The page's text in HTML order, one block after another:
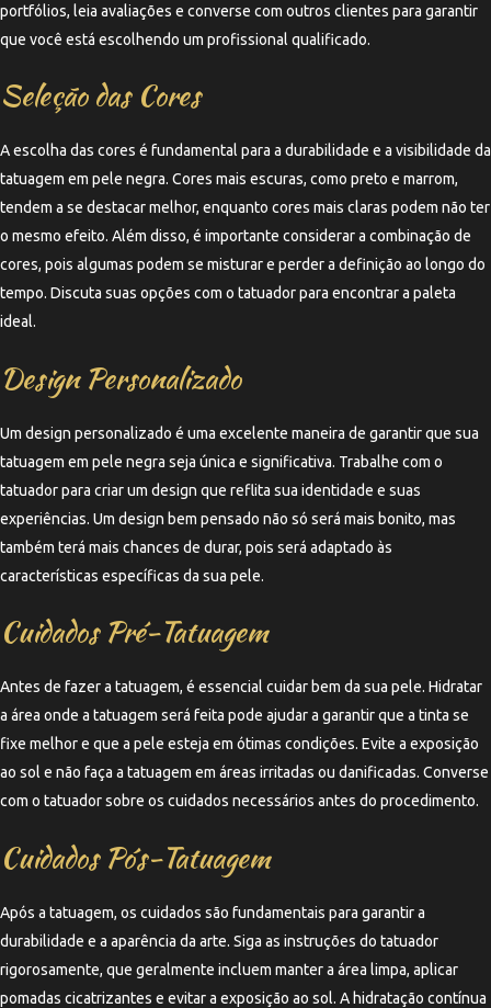
portfólios, leia avaliações e converse com outros clientes para garantir
que você está escolhendo um profissional qualificado.
Seleção das Cores
A escolha das cores é fundamental para a durabilidade e a visibilidade da
tatuagem em pele negra. Cores mais escuras, como preto e marrom,
tendem a se destacar melhor, enquanto cores mais claras podem não ter
o mesmo efeito. Além disso, é importante considerar a combinação de
cores, pois algumas podem se misturar e perder a definição ao longo do
tempo. Discuta suas opções com o tatuador para encontrar a paleta
ideal.
Design Personalizado
Um design personalizado é uma excelente maneira de garantir que sua
tatuagem em pele negra seja única e significativa. Trabalhe com o
tatuador para criar um design que reflita sua identidade e suas
experiências. Um design bem pensado não só será mais bonito, mas
também terá mais chances de durar, pois será adaptado às
características específicas da sua pele.
Cuidados Pré-Tatuagem
Antes de fazer a tatuagem, é essencial cuidar bem da sua pele. Hidratar
a área onde a tatuagem será feita pode ajudar a garantir que a tinta se
fixe melhor e que a pele esteja em ótimas condições. Evite a exposição
ao sol e não faça a tatuagem em áreas irritadas ou danificadas. Converse
com o tatuador sobre os cuidados necessários antes do procedimento.
Cuidados Pós-Tatuagem
Após a tatuagem, os cuidados são fundamentais para garantir a
durabilidade e a aparência da arte. Siga as instruções do tatuador
rigorosamente, que geralmente incluem manter a área limpa, aplicar
pomadas cicatrizantes e evitar a exposição ao sol. A hidratação contínua